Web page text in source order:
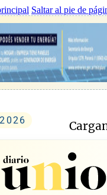
Saltar al pie de